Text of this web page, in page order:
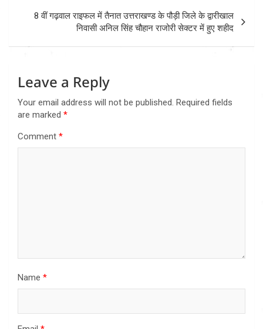
8 वीं गढ़वाल राइफल में तैनात उत्तराखण्ड के पौड़ी जिले के द्वारीखाल
निवासी अनिल सिंह चौहान राजोरी सेक्टर में हुए शहीद
Leave a Reply
Your email address will not be published. Required fields
are marked *
Comment *
Name *